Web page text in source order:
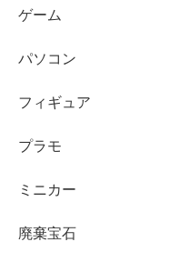
ゲーム
パソコン
フィギュア
プラモ
ミニカー
廃棄宝石